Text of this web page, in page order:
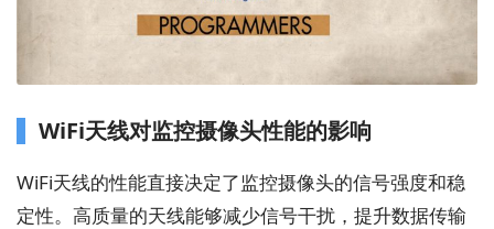
WiFi天线对监控摄像头性能的影响
WiFi天线的性能直接决定了监控摄像头的信号强度和稳
定性。高质量的天线能够减少信号干扰，提升数据传输